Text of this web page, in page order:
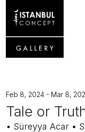
Feb 8, 2024 - Mar 8,
Tale or
• Süreyya Acar •